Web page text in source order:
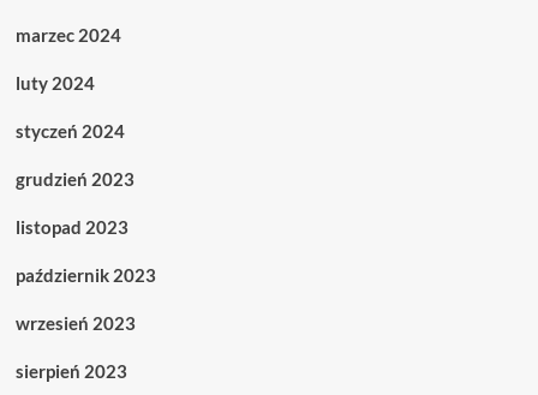
marzec 2024
luty 2024
styczeń 2024
grudzień 2023
listopad 2023
październik 2023
wrzesień 2023
sierpień 2023